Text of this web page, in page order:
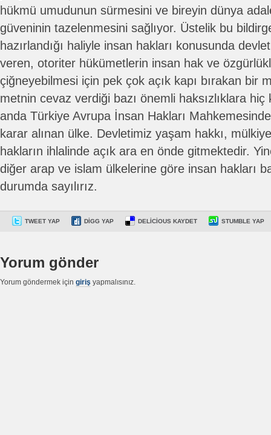
hükmü umudunun sürmesini ve bireyin dünya
güveninin tazelenmesini sağlıyor. Üstelik bu
hazırlandığı haliyle insan hakları konusunda
veren, otoriter hükümetlerin insan hak ve
çiğneyebilmesi için pek çok açık kapı bırakan bir
metnin cevaz verdiği bazı önemli haksızlıklara hiç
anda Türkiye Avrupa İnsan Hakları
karar alınan ülke. Devletimiz yaşam hakkı,
hakların ihlalinde açık ara en önde gitmektedir.
diğer arap ve islam ülkelerine göre insan hakları
durumda sayılırız.
TWEET YAP DIGG YAP DELICIOUS KAYDET STUMBLE YAP
Yorum gönder
Yorum göndermek için giriş yapmalısınız.